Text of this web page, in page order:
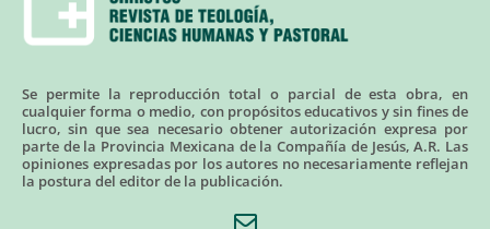
Se permite la reproducción total o parcial de esta obra, en
cualquier forma o medio, con propósitos educativos y sin fines de
lucro, sin que sea necesario obtener autorización expresa por
parte de la Provincia Mexicana de la Compañía de Jesús, A.R. Las
opiniones expresadas por los autores no necesariamente reflejan
la postura del editor de la publicación.